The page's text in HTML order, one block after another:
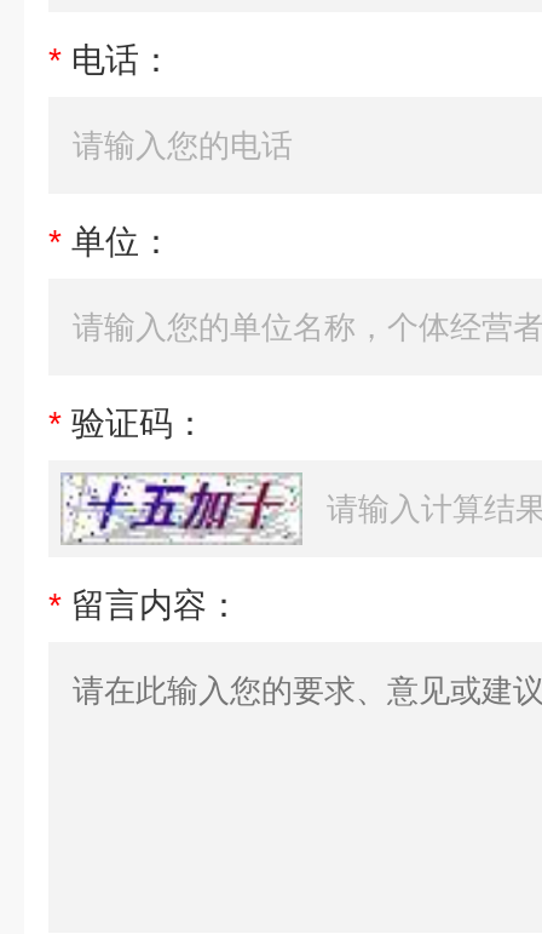
* 电话：
* 单位：
* 验证码：
* 留言内容：